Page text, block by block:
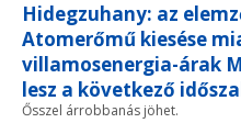
Hidegzuhany: az
Atomerőmű kiesése
villamosenergia-árak
lesz a következő
Ősszel árrobbanás jöhet.